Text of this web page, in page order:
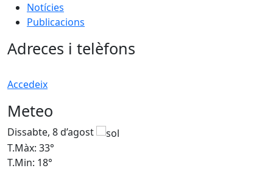
Notícies
Publicacions
Adreces i telèfons
Accedeix
Meteo
Dissabte, 8 d’agost
T.Màx: 33°
T.Min: 18°